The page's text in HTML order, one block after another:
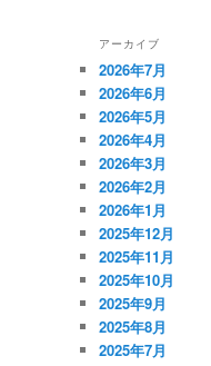
アーカイブ
2026年7月
2026年6月
2026年5月
2026年4月
2026年3月
2026年2月
2026年1月
2025年12月
2025年11月
2025年10月
2025年9月
2025年8月
2025年7月